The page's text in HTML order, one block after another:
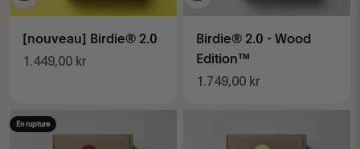
[nouveau] Birdie® 2.0
Prix de vente
1.449,00 kr
Birdie® 2.0 - Wood
Edition™
Prix de vente
1.749,00 kr
En rupture